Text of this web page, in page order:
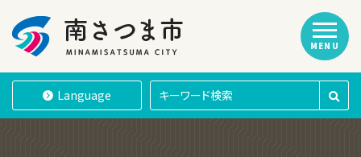
南さつま市
Language
MENU